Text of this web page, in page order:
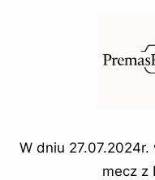
W dniu
mecz z